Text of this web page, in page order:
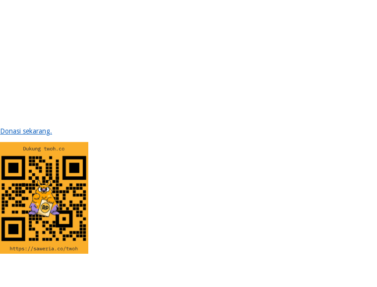
Donasi sekarang.